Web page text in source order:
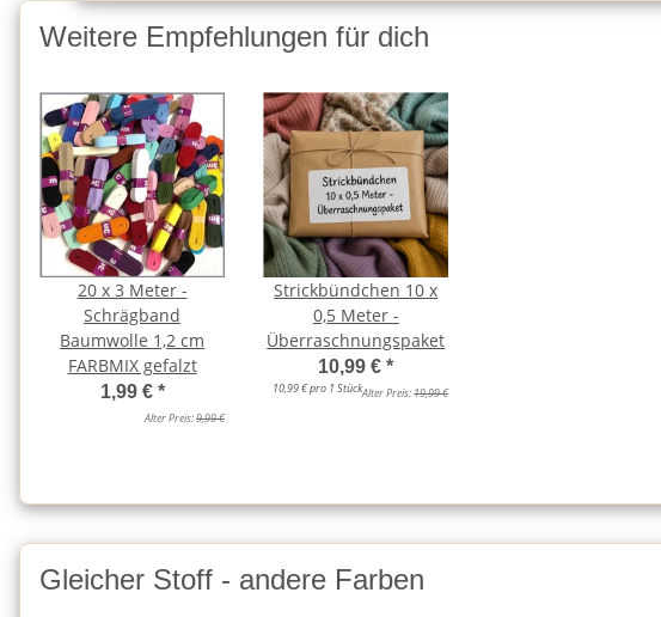
Weitere Empfehlungen für dich
20 x 3 Meter -
Schrägband
Baumwolle 1,2 cm
FARBMIX gefalzt
1,99 € *
Alter Preis:9,99 €
Strickbündchen 10 x
0,5 Meter -
Überraschnungspaket
10,99 €*
10,99 € pro 1 StückAlter Preis:19,99 €
Gleicher Stoff - andere Farben